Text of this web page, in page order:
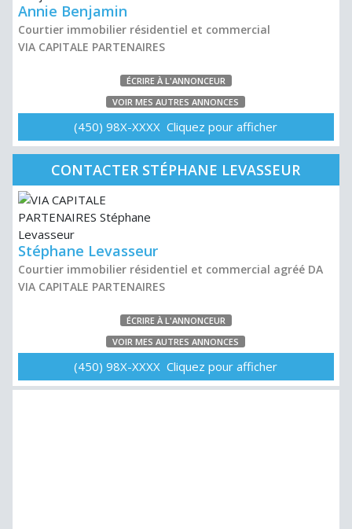
Annie Benjamin
Courtier immobilier résidentiel et commercial
VIA CAPITALE PARTENAIRES
ÉCRIRE À L'ANNONCEUR
VOIR MES AUTRES ANNONCES
(450) 98X-XXXX Cliquez pour afficher
CONTACTER STÉPHANE LEVASSEUR
Stéphane Levasseur
Courtier immobilier résidentiel et commercial agréé DA
VIA CAPITALE PARTENAIRES
ÉCRIRE À L'ANNONCEUR
VOIR MES AUTRES ANNONCES
(450) 98X-XXXX Cliquez pour afficher